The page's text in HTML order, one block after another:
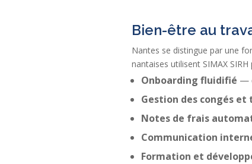
Bien-être au
Nantes se distingue par une
nantaises utilisent SIMAX SIRH
Onboarding fluidifié —
Gestion des congés et
Notes de frais
Communication
Formation et